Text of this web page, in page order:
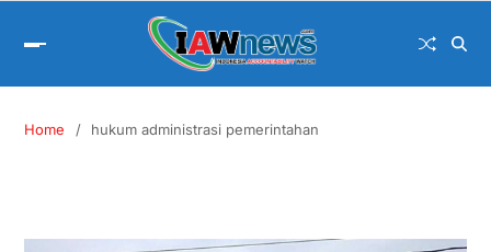
Home hukum administrasi pemerintahan